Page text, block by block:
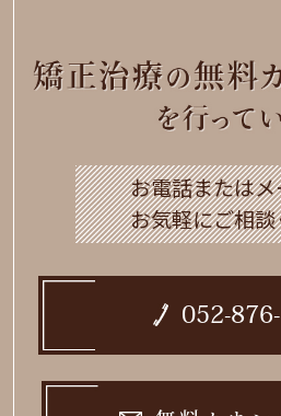
お電話または
お気軽にご相
052-